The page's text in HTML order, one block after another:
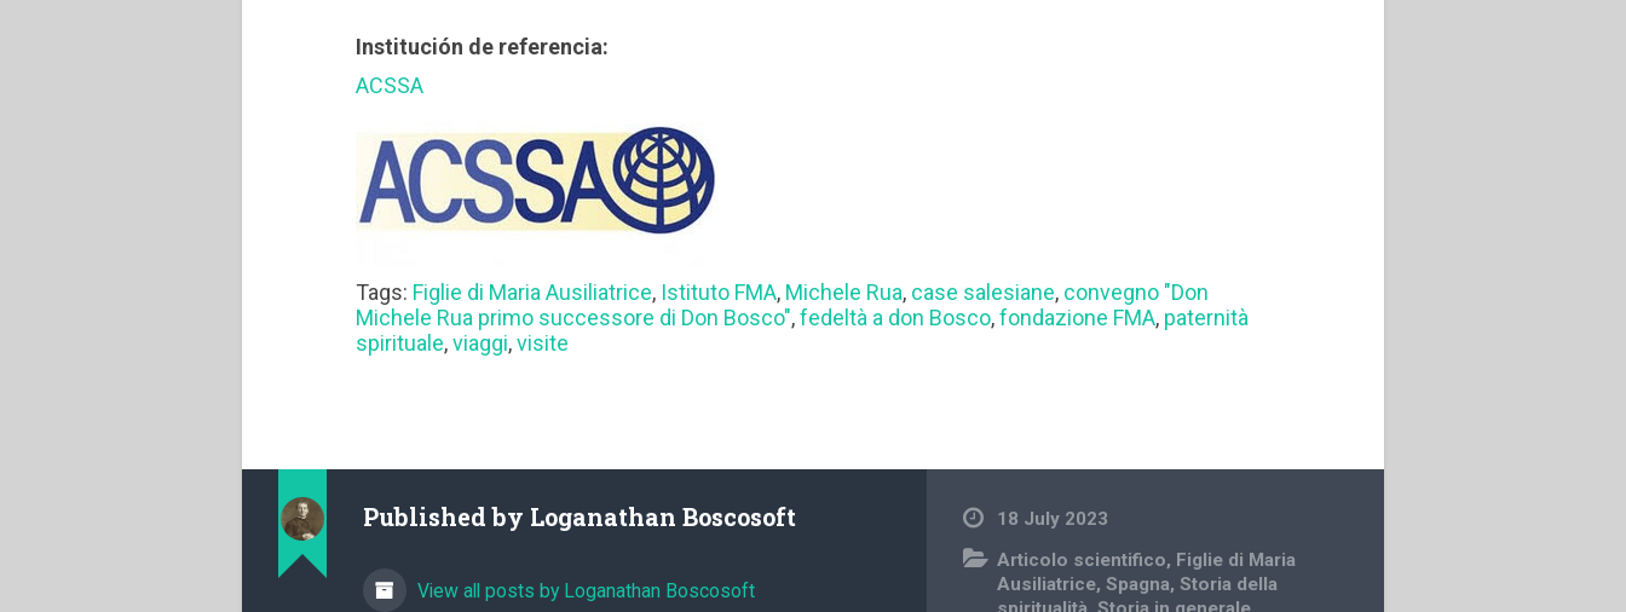
Institución de referencia:
ACSSA
Tags: Figlie di Maria Ausiliatrice, Istituto FMA, Michele Rua, case salesiane, convegno "Don
Michele Rua primo successore di Don Bosco",fedeltà a don Bosco,fondazione FMA, paternità
spirituale,viaggi,visite
Published by Loganathan Boscosoft
View all posts by Loganathan Boscosoft
18 July 2023
Articolo scientifico, Figlie di Maria
Ausiliatrice,Spagna,Storia della